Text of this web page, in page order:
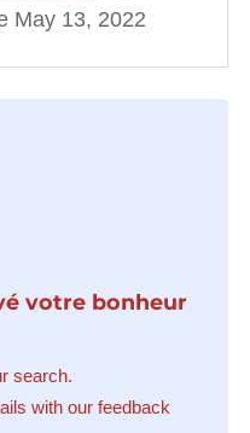
May 13, 2022
votre bonheur
search.
with our feedback